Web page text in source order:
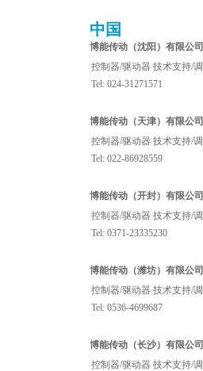
中国
博能传动（沈阳）有限公司
控制器/驱动器 技术支持/
Tel: 024-31271571
博能传动（天津）有限公司
控制器/驱动器 技术支持/
Tel: 022-86928559
博能传动（开封）有限公司
控制器/驱动器 技术支持/
Tel: 0371-23335230
博能传动（潍坊）有限公司
控制器/驱动器 技术支持/
Tel: 0536-4699687
博能传动（长沙）有限公司
控制器/驱动器 技术支持/